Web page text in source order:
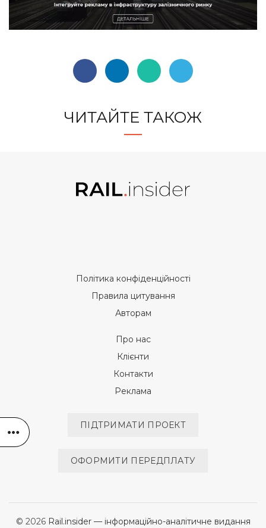
ЧИТАЙТЕ ТАКОЖ
Політика конфіденційності
Правила цитування
Авторам
Про нас
Клієнти
Контакти
Реклама
ПІДТРИМАТИ ПРОЕКТ
ОФОРМИТИ ПЕРЕДПЛАТУ
© 2026 Rail.insider — інформаційно-аналітичне видання